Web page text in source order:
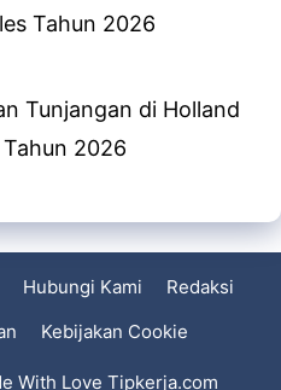
Tahun 2026
Tunjangan di Holland
2026
Hubungi Kami
Redaksi
Kebijakan Cookie
With Love Tipkerja.com